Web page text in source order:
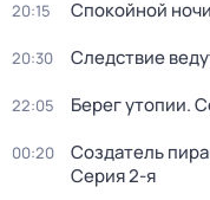
20:15 Спокойной
20:30 Следствие
22:05 Берег утопии.
00:20 Создатель
Серия 2-я